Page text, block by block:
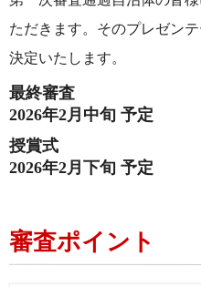
ただきます。そのプレゼン
決定いたします。
最終審査
2026年2月中旬 予定
授賞式
2026年2月下旬 予定
審査ポイント